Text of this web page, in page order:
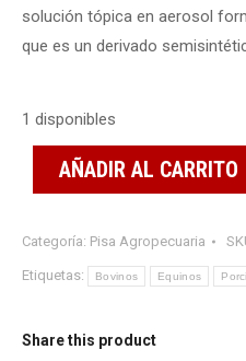
solución tópica en aerosol
que es un derivado
1 disponibles
AÑADIR AL CARRITO
Categoría: Pisa Agropecuaria
Etiquetas: Bovinos Equinos
Share this product